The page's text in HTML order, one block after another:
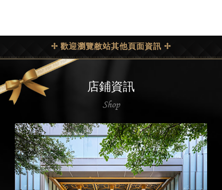
✢ 歡迎瀏覽敝站其他頁面資訊 ✢
店鋪資訊
Shop